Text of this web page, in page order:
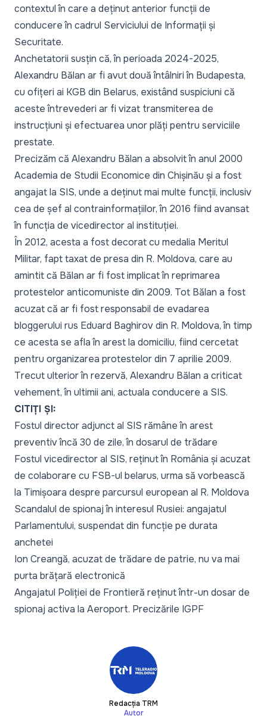
contextul în care a deținut anterior funcții de
conducere în cadrul Serviciului de Informații și
Securitate.
Anchetatorii susțin că, în perioada 2024-2025,
Alexandru Bălan ar fi avut două întâlniri în Budapesta,
cu ofițeri ai KGB din Belarus, existând suspiciuni că
aceste întrevederi ar fi vizat transmiterea de
instrucțiuni și efectuarea unor plăți pentru serviciile
prestate.
Precizăm că Alexandru Bălan a absolvit în anul 2000
Academia de Studii Economice din Chișinău și a fost
angajat la SIS, unde a deținut mai multe funcții, inclusiv
cea de șef al contrainformațiilor, în 2016 fiind avansat
în funcția de vicedirector al instituției.
În 2012, acesta a fost decorat cu medalia Meritul
Militar, fapt taxat de presa din R. Moldova, care au
amintit că Bălan ar fi fost implicat în reprimarea
protestelor anticomuniste din 2009. Tot Bălan a fost
acuzat că ar fi fost responsabil de evadarea
bloggerului rus Eduard Baghirov din R. Moldova, în timp
ce acesta se afla în arest la domiciliu, fiind cercetat
pentru organizarea protestelor din 7 aprilie 2009.
Trecut ulterior în rezervă, Alexandru Bălan a criticat
vehement, în ultimii ani, actuala conducere a SIS.
CITIȚI ȘI:
Fostul director adjunct al SIS rămâne în arest
preventiv încă 30 de zile, în dosarul de trădare
Fostul vicedirector al SIS, reținut în România și acuzat
de colaborare cu FSB-ul belarus, urma să vorbească
la Timișoara despre parcursul european al R. Moldova
Scandalul de spionaj în interesul Rusiei: angajatul
Parlamentului, suspendat din funcție pe durata
anchetei
Ion Creangă, acuzat de trădare de patrie, nu va mai
purta brățară electronică
Angajatul Poliției de Frontieră reținut într-un dosar de
spionaj activa la Aeroport. Precizările IGPF
Redacția TRM
Autor